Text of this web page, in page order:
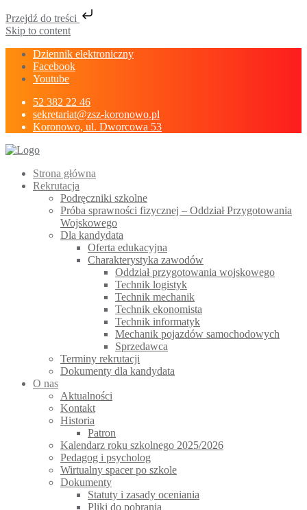
Przejdź do treści
Skip to content
Dziennik elektroniczny
Facebook
Youtube
52 382 22 46
sekretariat@zsz-koronowo.pl
Koronowo, ul. Dworcowa 53
Strona główna
Rekrutacja
Podręczniki szkolne
Próba sprawności fizycznej – Oddział Przygotowania
Wojskowego
Dla kandydata
Oferta edukacyjna
Charakterystyka zawodów
Oddział przygotowania wojskowego
Technik logistyk
Technik mechanik
Technik ekonomista
Technik informatyk
Mechanik pojazdów samochodowych
Sprzedawca
Terminy rekrutacji
Dokumenty dla kandydata
O nas
Aktualności
Kontakt
Historia
Patron
Kalendarz roku szkolnego 2025/2026
Pedagog i psycholog
Wirtualny spacer po szkole
Dokumenty
Statuty i zasady oceniania
Pliki do pobrania